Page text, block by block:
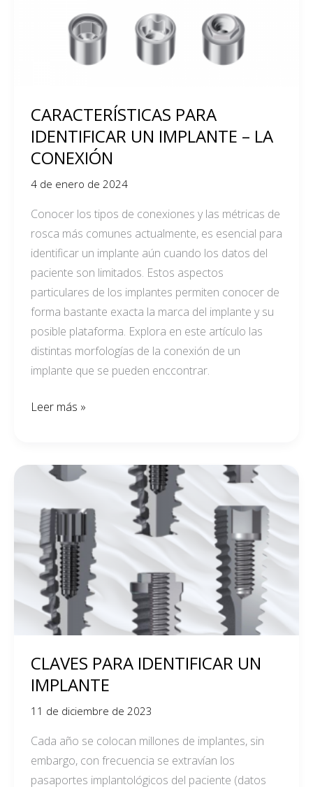
CARACTERÍSTICAS PARA
IDENTIFICAR UN IMPLANTE – LA
CONEXIÓN
4 de enero de 2024
Conocer los tipos de conexiones y las métricas de
rosca más comunes actualmente, es esencial para
identificar un implante aún cuando los datos del
paciente son limitados. Estos aspectos
particulares de los implantes permiten conocer de
forma bastante exacta la marca del implante y su
posible plataforma. Explora en este artículo las
distintas morfologías de la conexión de un
implante que se pueden enccontrar.
CONEXIÓN
Leer más »
CLAVES PARA IDENTIFICAR UN
IMPLANTE
11 de diciembre de 2023
Cada año se colocan millones de implantes, sin
embargo, con frecuencia se extravían los
pasaportes implantológicos del paciente (datos
CLAVES
IDENTIFICAR
UN
IMPLANTE